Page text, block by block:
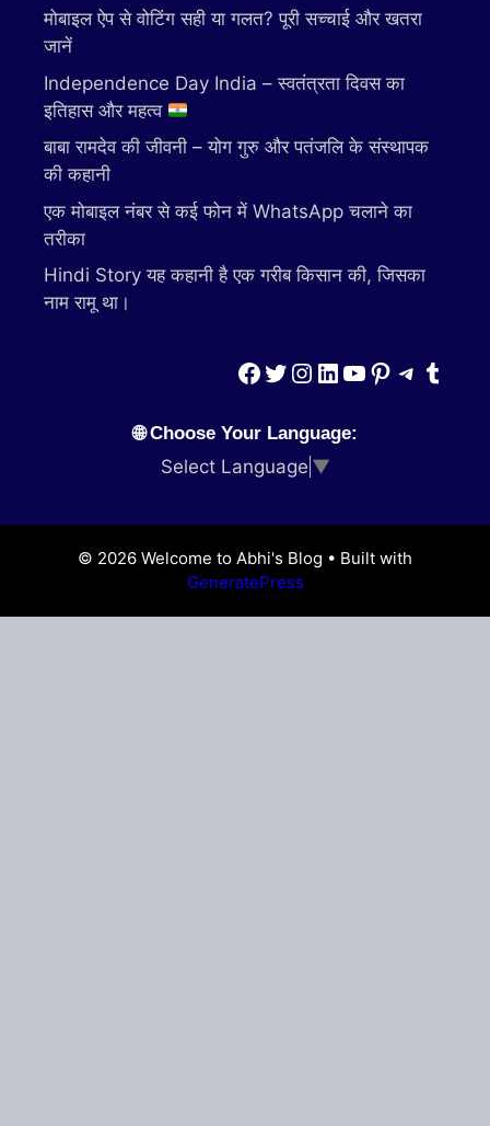
मोबाइल ऐप से वोटिंग सही या गलत? पूरी सच्चाई और खतरा
जानें
Independence Day India – स्वतंत्रता दिवस का
इतिहास और महत्व
बाबा रामदेव की जीवनी – योग गुरु और पतंजलि के संस्थापक
की कहानी
एक मोबाइल नंबर से कई फोन में WhatsApp चलाने का
तरीका
Hindi Story यह कहानी है एक गरीब किसान की, जिसका
नाम रामू था।
Facebook
Twitter
Instagram
LinkedIn
YouTube
Pinterest
🌐 Choose Your Language:
Select Language ▼
© 2026 Welcome to Abhi's Blog • Built with
GeneratePress